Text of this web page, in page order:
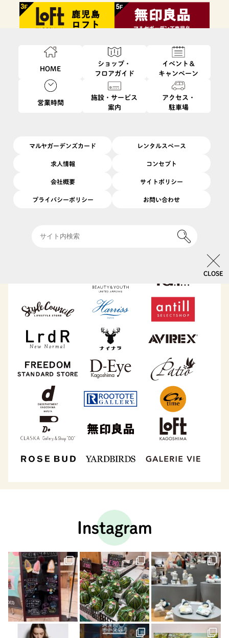
HOME
ショップ・
フロアガイド
イベント＆
キャンペーン
営業時間
施設・サービス
案内
アクセス・
駐車場
マルヤガーデンズカード レンタルスペース
求人情報 コンセプト
会社概要 サイトポリシー
プライバシーポリシー お問い合わせ
CLOSE
Instagram